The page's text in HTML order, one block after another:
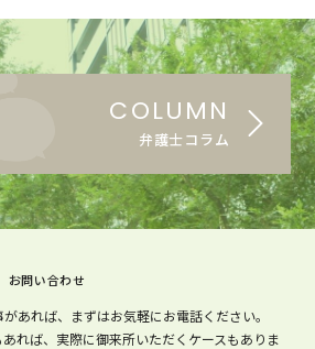
COLUMN
弁護士コラム
お問い合わせ
あれば、まずはお気軽にお電話ください。
れば、実際に御来所いただくケースもありま